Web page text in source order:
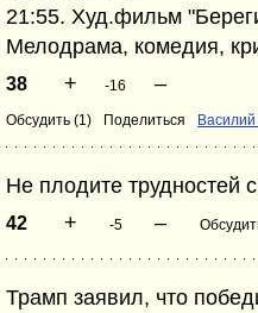
21:55. Худ.фильм
Мелодрама, комедия,
38 + -16 –
Обсудить (1) Поделиться
Не плодите трудностей
42 + -5 –
Трамп заявил, что